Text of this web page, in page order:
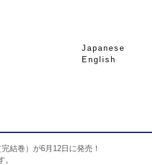
Japanese
English
結巻）が6月12日に発売！